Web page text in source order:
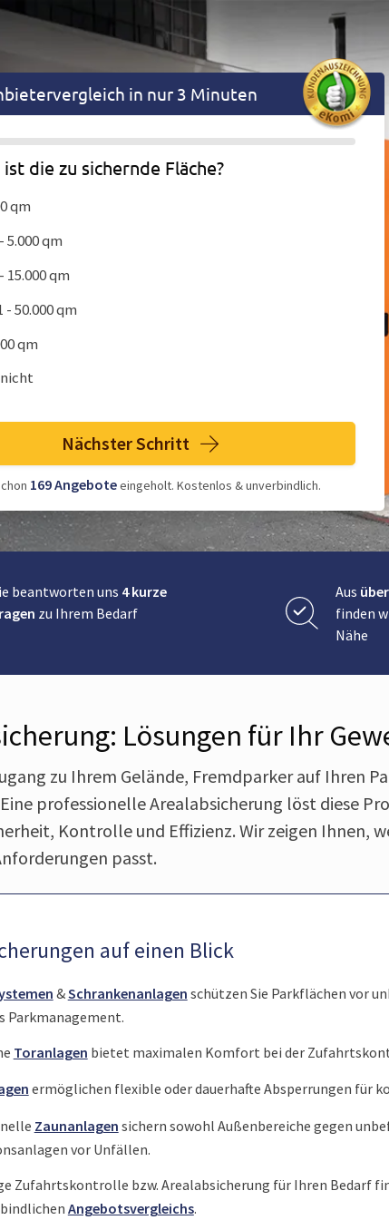
in nur 3 Minuten
die zu sichernde Fläche?
qm
5.000 qm
15.000 qm
- 50.000 qm
qm
Nächster Schritt
169Angeboteeingeholt. Kostenlos & unverbindlich.
beantworten uns 4 kurze
zu Ihrem Bedarf
Aus
finden
Nähe
Lösungen für Ihr
zu Ihrem Gelände, Fremdparker auf Ihren
professionelle Arealabsicherung löst diese
Kontrolle und Effizienz. Wir zeigen Ihnen,
passt.
auf einen Blick
&Schrankenanlagen schützen Sie Parkflächen vor
Parkmanagement.
Toranlagen bietet maximalen Komfort bei der
ermöglichen flexible oder dauerhafte Absperrungen für
Zaunanlagen sichern sowohl Außenbereiche gegen
vor Unfällen.
Zufahrtskontrolle bzw. Arealabsicherung für Ihren Bedarf
Angebotsvergleichs.